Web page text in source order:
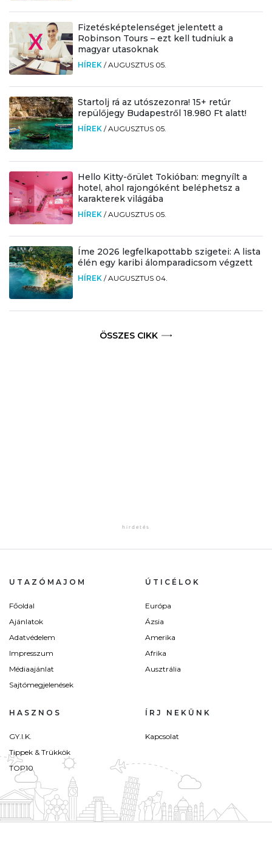
Fizetésképtelenséget jelentett a
Robinson Tours – ezt kell tudniuk a
magyar utasoknak
HÍREK /AUGUSZTUS 05.
Startolj rá az utószezonra! 15+ retúr
repülőjegy Budapestről 18.980 Ft alatt!
HÍREK /AUGUSZTUS 05.
Hello Kitty-őrület Tokióban: megnyílt a
hotel, ahol rajongóként beléphetsz a
karakterek világába
HÍREK /AUGUSZTUS 05.
Íme 2026 legfelkapottabb szigetei: A lista
élén egy karibi álomparadicsom végzett
HÍREK /AUGUSZTUS 04.
ÖSSZES CIKK
UTAZÓMAJOM
Főoldal
Ajánlatok
Adatvédelem
Impresszum
Médiaajánlat
Sajtómegjelenések
ÚTICÉLOK
Európa
Ázsia
Amerika
Afrika
Ausztrália
HASZNOS
GY.I.K.
Tippek & Trükkök
TOP10
ÍRJ NEKÜNK
Kapcsolat